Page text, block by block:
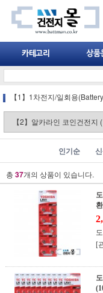
【1】1차전지/일회용
인기순
총 37개의 상품이 있습니다.
[